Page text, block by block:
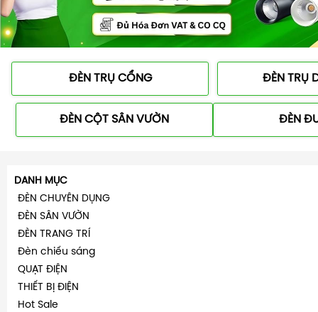
ĐÈN TRỤ CỔNG ĐÈN TRỤ
ĐÈN CỘT SÂN VƯỜN ĐÈN
DANH MỤC
ĐÈN CHUYÊN DỤNG
ĐÈN SÂN VƯỜN
ĐÈN TRANG TRÍ
Đèn chiếu sáng
QUẠT ĐIỆN
THIẾT BỊ ĐIỆN
Hot Sale